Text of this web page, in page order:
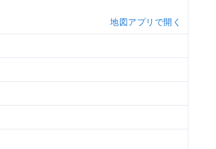
地図アプリで開く